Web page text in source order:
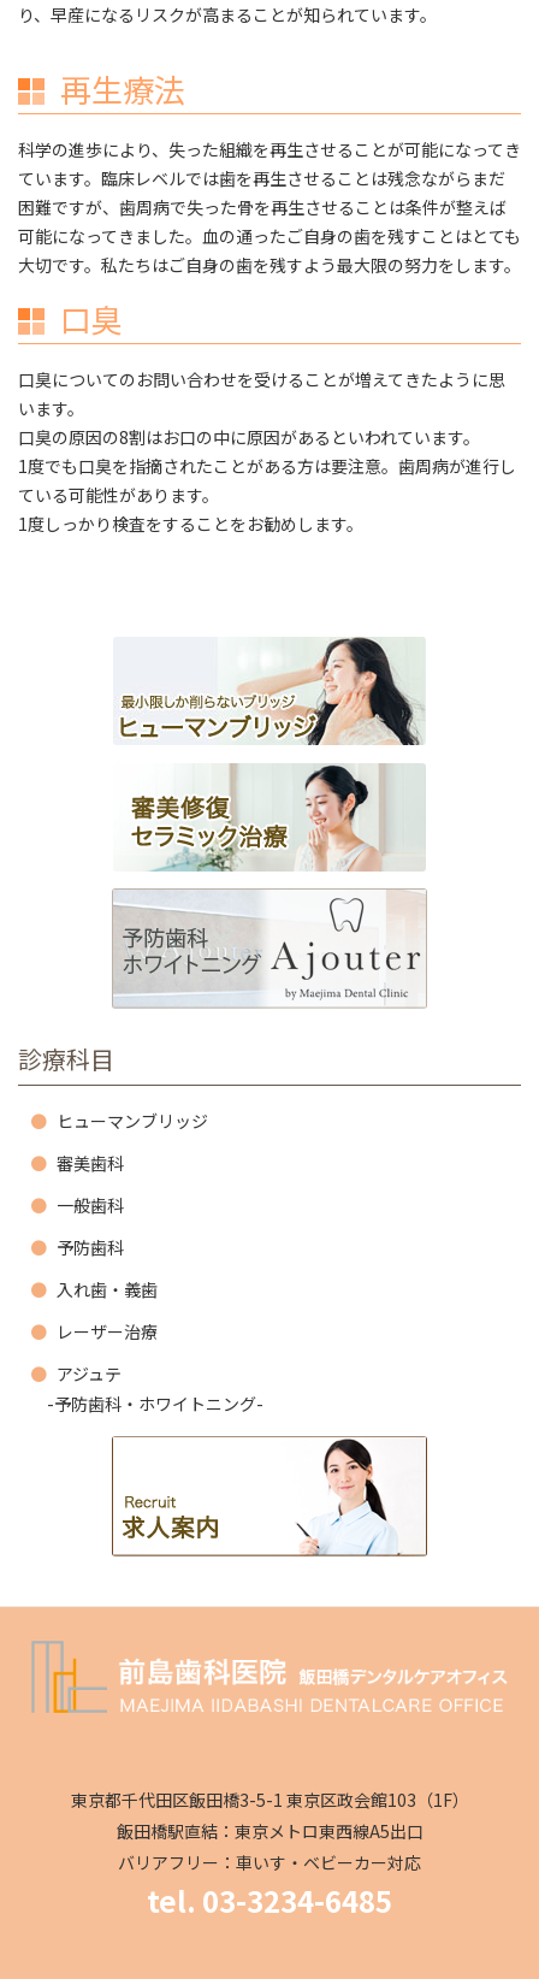
り、早産になるリスクが高まることが知られています。
再生療法
科学の進歩により、失った組織を再生させることが可能になってき
ています。臨床レベルでは歯を再生させることは残念ながらまだ
困難ですが、歯周病で失った骨を再生させることは条件が整えば
可能になってきました。血の通ったご自身の歯を残すことはとても
大切です。私たちはご自身の歯を残すよう最大限の努力をします。
口臭
口臭についてのお問い合わせを受けることが増えてきたように思
います。
口臭の原因の8割はお口の中に原因があるといわれています。
1度でも口臭を指摘されたことがある方は要注意。歯周病が進行し
ている可能性があります。
1度しっかり検査をすることをお勧めします。
診療科目
ヒューマンブリッジ
審美歯科
一般歯科
予防歯科
入れ歯・義歯
レーザー治療
アジュテ
-予防歯科・ホワイトニング-
東京都千代田区飯田橋3-5-1 東京区政会館103（1F）
飯田橋駅直結：東京メトロ東西線A5出口
バリアフリー：車いす・ベビーカー対応
tel. 03-3234-6485